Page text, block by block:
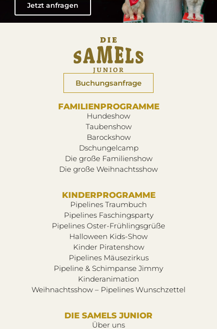
Jetzt anfragen
Buchungsanfrage
FAMILIENPROGRAMME
Hundeshow
Taubenshow
Barockshow
Dschungelcamp
Die große Familienshow
Die große Weihnachtsshow
KINDERPROGRAMME
Pipelines Traumbuch
Pipelines Faschingsparty
Pipelines Oster-Frühlingsgrüße
Halloween Kids-Show
Kinder Piratenshow
Pipelines Mäusezirkus
Pipeline & Schimpanse Jimmy
Kinderanimation
Weihnachtsshow – Pipelines Wunschzettel
DIE SAMELS JUNIOR
Über uns